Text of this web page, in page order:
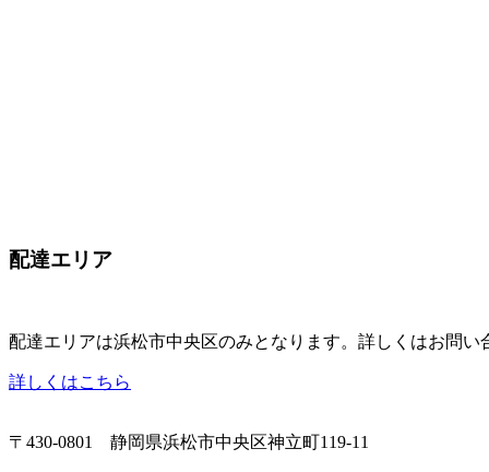
配達エリア
配達エリアは浜松市中央区のみとなります。詳しくはお問い
詳しくはこちら
〒430-0801 静岡県浜松市中央区神立町119-11